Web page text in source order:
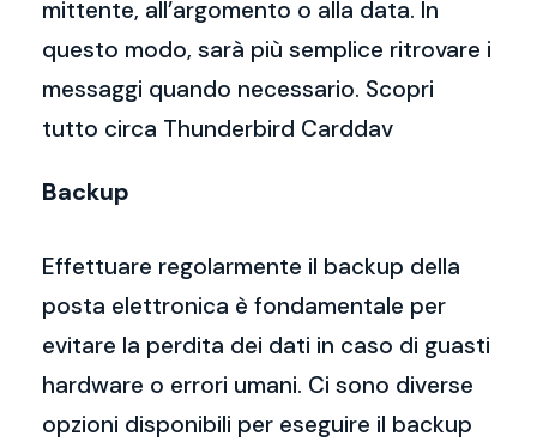
mittente, all’argomento o alla data. In
questo modo, sarà più semplice ritrovare i
messaggi quando necessario. Scopri
tutto circa Thunderbird Carddav
Backup
Effettuare regolarmente il backup della
posta elettronica è fondamentale per
evitare la perdita dei dati in caso di guasti
hardware o errori umani. Ci sono diverse
opzioni disponibili per eseguire il backup